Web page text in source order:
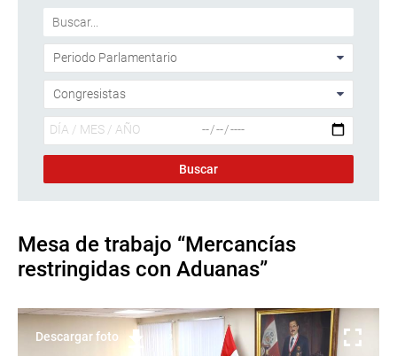
Mesa de trabajo “Mercancías
restringidas con Aduanas”
Descargar foto